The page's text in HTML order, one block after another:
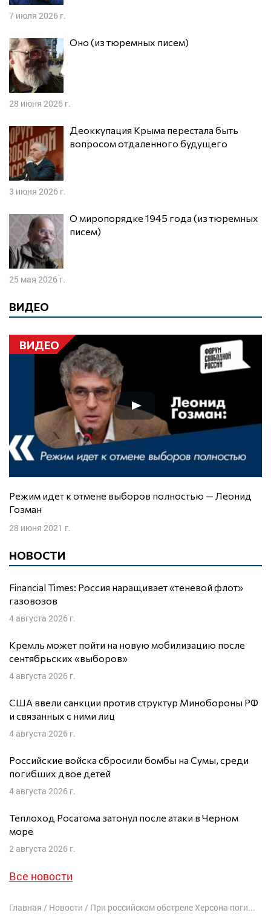
7 июля 2026 г.
Оно (из тюремных писем)
28 июня 2026 г.
Деоккупация Крыма перестала быть
вопросом отдаленного будущего
3 июня 2026 г.
О миропорядке 1945 года (из тюремных
писем)
25 мая 2026 г.
ВИДЕО
ВИДЕО
Режим идет к отмене выборов полностью — Леонид
Гозман
28 июня 2021 г.
НОВОСТИ
Financial Times: Россия наращивает «теневой флот»
газовозов
4 августа 2026 г.
Кремль может пойти на новую мобилизацию после
сентябрьских «выборов»
4 августа 2026 г.
США ввели санкции против структур Минобороны РФ
и связанных с ними лиц
4 августа 2026 г.
Российские войска сбросили бомбы на Сумы, среди
погибших двое детей
4 августа 2026 г.
Теплоход Росатома затонул после атаки в Черном
море
2 августа 2026 г.
Все новости
Главная / Новости / При российском обстреле Херсона погибли 23 мирных жителя